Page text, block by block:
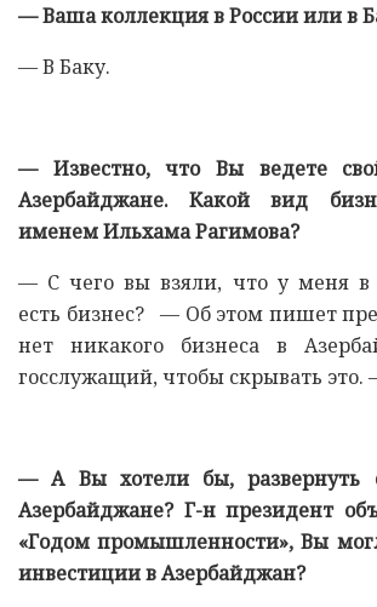
— Ваша коллекция в России или в
— В Баку.
— Известно, что Вы ведете
Азербайджане. Какой вид
именем Ильхама Рагимова?
— С чего вы взяли, что у меня в
есть ​​бизнес? — Об этом пишет
нет никакого бизнеса в
госслужащий, чтобы скрывать это. –
— А Вы хотели бы, развернуть
Азербайджане? Г-н президент
«Годом промышленности», Вы
инвестиции в Азербайджан?